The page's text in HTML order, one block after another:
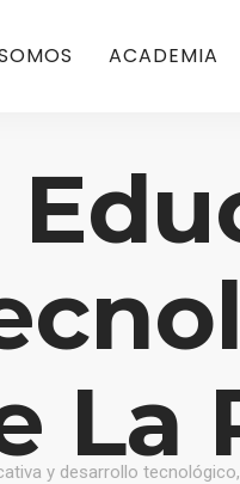
ACADEMIA
La
y desarrollo